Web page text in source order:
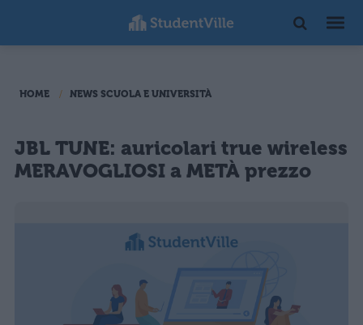
HOME NEWS SCUOLA E UNIVERSITÀ
JBL TUNE: auricolari true wireless
MERAVOGLIOSI a METÀ prezzo